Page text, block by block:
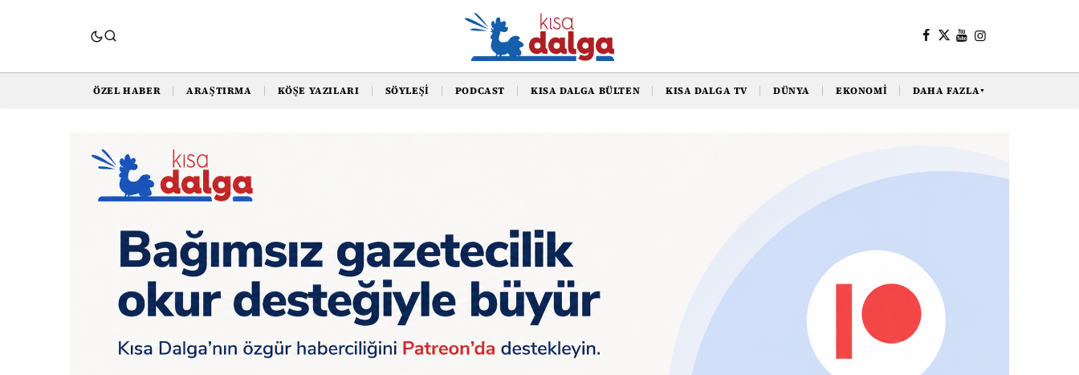
ÖZEL HABER ARAŞTIRMA KÖŞE YAZILARI SÖYLEŞI PODCAST KISA DALGA BÜLTEN KISA DALGA TV DÜNYA EKONOMI DAHA FAZLA▼